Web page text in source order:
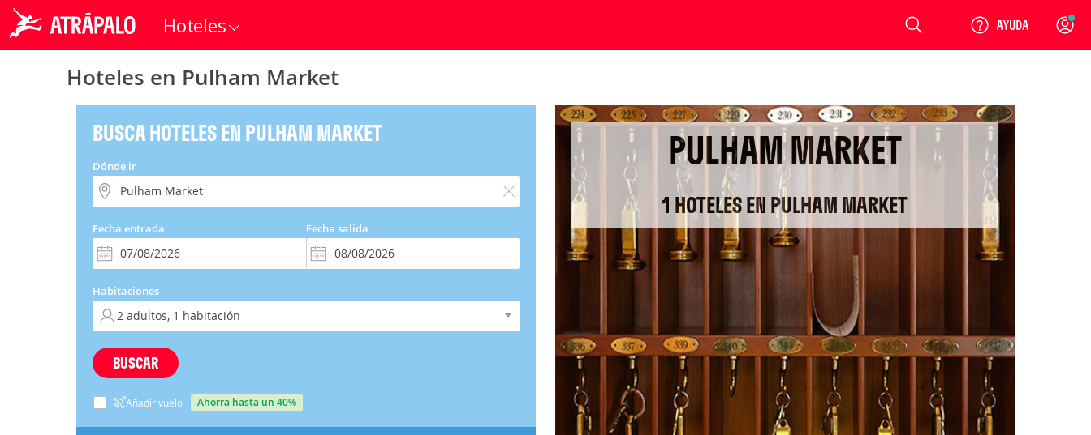
Hoteles Login
Hoteles en Pulham Market
BUSCA HOTELES EN PULHAM MARKET
Dónde ir
Fecha entrada Fecha salida
Habitaciones
BUSCAR
Añadir vuelo ahorra hasta un 40%
PULHAM MARKET
1 HOTELES EN PULHAM MARKET